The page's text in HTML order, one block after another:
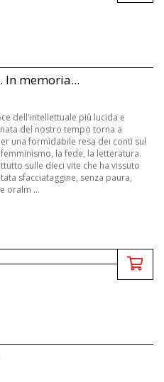
In memoria...
dell'intellettuale più lucida e
del nostro tempo torna a
una formidabile resa dei conti sul
la fede, la letteratura.
sulle dieci vite che ha vissuto
sfacciataggine, senza paura,
oralm ...